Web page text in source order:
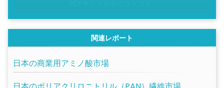
関連レポート
日本の商業用アミノ酸市場